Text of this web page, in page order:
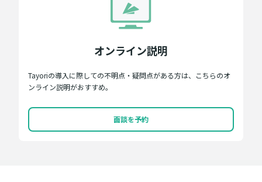
オンライン説明
Tayoriの導入に際しての不明点・疑問点がある方は、こちらのオ
ンライン説明がおすすめ。
面談を予約